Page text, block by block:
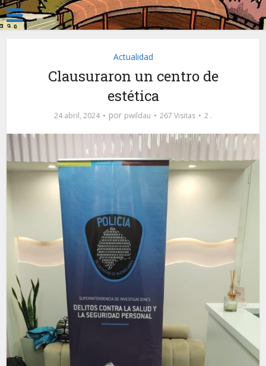
Actualidad
Clausuraron un centro de
estética
24 abril, 2024 por pwildau 267 Visitas 2 .